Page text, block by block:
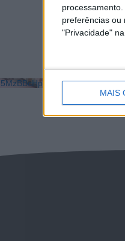
preferências ou
"Privacidade"
MAIS